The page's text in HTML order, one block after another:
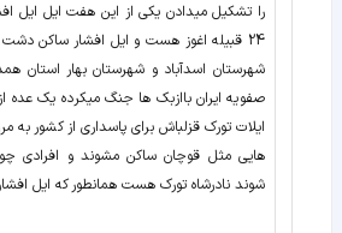
را تشکیل میدادن یکی از این هفت ایل ایل
24 قبیله اغوز هست و ایل افشار ساکن
شهرستان اسدآباد و شهرستان بهار استان
صفویه ایران باازبک ها جنگ میکرده یک عده
ایلات تورک قزلباش برای پاسداری از کشور به
هایی مثل قوچان ساکن مشوند و افرادی
شوند نادرشاه تورک هست همانطور که ایل